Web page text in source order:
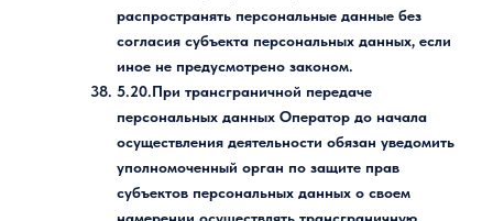
распространять персональные данные без
согласия субъекта персональных данных, если
иное не предусмотрено законом.
5.20.При трансграничной передаче
персональных данных Оператор до начала
осуществления деятельности обязан уведомить
уполномоченный орган по защите прав
субъектов персональных данных о своем